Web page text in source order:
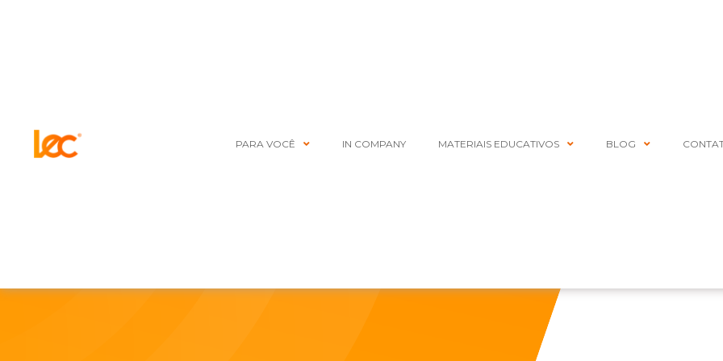
PARA VOCÊ IN COMPANY MATERIAIS EDUCATIVOS BLOG